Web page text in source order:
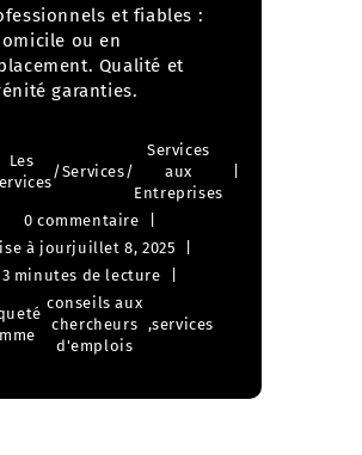
et fiables :
ou en
Qualité et
garanties.
Les
/Services/
Services
aux
Entreprises
0 commentaire
à jourjuillet 8, 2025
3 minutes de lecture
conseils aux
chercheurs
d'emplois
,services